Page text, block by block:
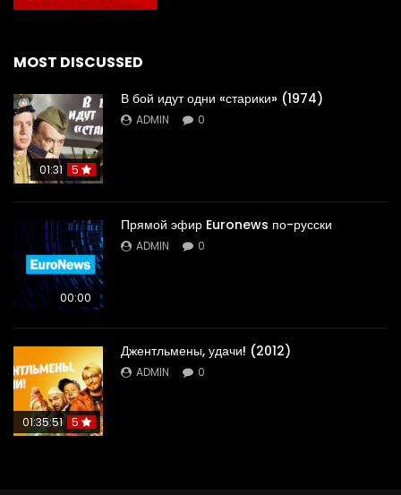
MOST DISCUSSED
01:31 5
В бой идут одни «старики» (1974)
ADMIN 0
00:00
Прямой эфир Euronews по-русски
ADMIN 0
01:35:51 5
Джентльмены, удачи! (2012)
ADMIN 0